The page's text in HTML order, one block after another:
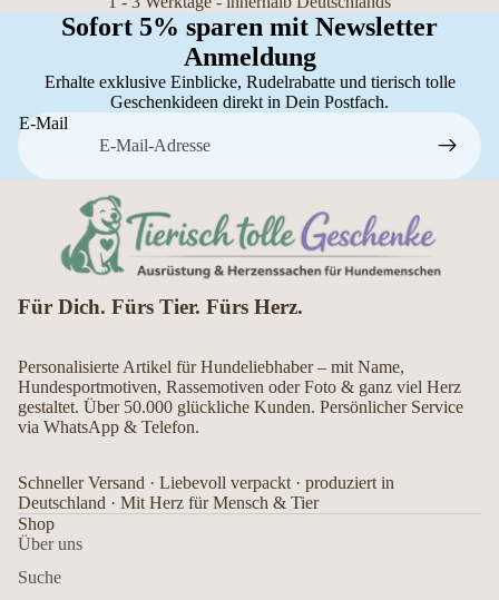
Sofort 5% sparen mit Newsletter
Anmeldung
Erhalte exklusive Einblicke, Rudelrabatte und tierisch tolle
Geschenkideen direkt in Dein Postfach.
E-Mail
Für Dich. Fürs Tier. Fürs Herz.
Personalisierte Artikel für Hundeliebhaber – mit Name,
Hundesportmotiven, Rassemotiven oder Foto & ganz viel Herz
gestaltet. Über 50.000 glückliche Kunden. Persönlicher Service
via WhatsApp & Telefon.
Schneller Versand · Liebevoll verpackt · produziert in
Deutschland · Mit Herz für Mensch & Tier
Shop
Über uns
Suche